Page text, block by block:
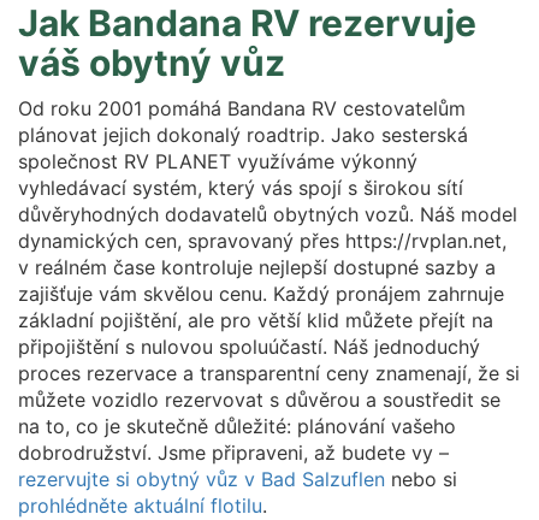
Jak Bandana RV rezervuje
váš obytný vůz
Od roku 2001 pomáhá Bandana RV cestovatelům
plánovat jejich dokonalý roadtrip. Jako sesterská
společnost RV PLANET využíváme výkonný
vyhledávací systém, který vás spojí s širokou sítí
důvěryhodných dodavatelů obytných vozů. Náš model
dynamických cen, spravovaný přes https://rvplan.net,
v reálném čase kontroluje nejlepší dostupné sazby a
zajišťuje vám skvělou cenu. Každý pronájem zahrnuje
základní pojištění, ale pro větší klid můžete přejít na
připojištění s nulovou spoluúčastí. Náš jednoduchý
proces rezervace a transparentní ceny znamenají, že si
můžete vozidlo rezervovat s důvěrou a soustředit se
na to, co je skutečně důležité: plánování vašeho
dobrodružství. Jsme připraveni, až budete vy –
rezervujte si obytný vůz v Bad Salzuflen nebo si
prohlédněte aktuální flotilu.